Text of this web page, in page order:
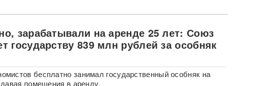
зарабатывали на аренде 25 лет: Союз
государству 839 млн рублей за особняк
бесплатно занимал государственный особняк на
помещения в аренду.